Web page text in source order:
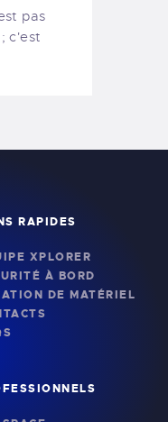
pas
c'est
RAPIDES
XPLORER
À BORD
DE MATÉRIEL